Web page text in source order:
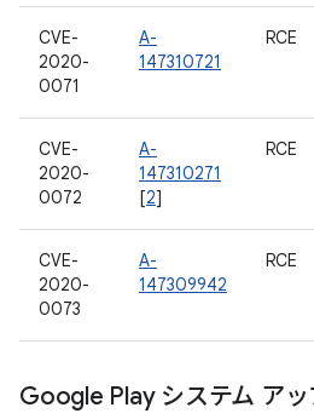
CVE-
2020-
0071
A-
147310721
RCE
CVE-
2020-
0072
A-
147310271
[2]
RCE
CVE-
2020-
0073
A-
147309942
RCE
Google Play システム アッ